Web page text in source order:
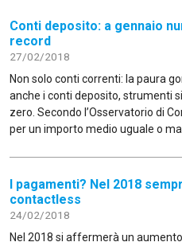
Conti deposito: a gennaio
record
27/02/2018
Non solo conti correnti: la paura
anche i conti deposito, strumenti
zero. Secondo l’Osservatorio di
per un importo medio uguale o
I pagamenti? Nel 2018
contactless
24/02/2018
Nel 2018 si affermerà un